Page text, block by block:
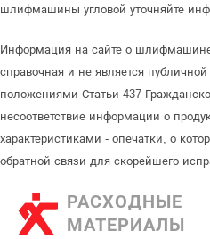
шлифмашины угловой уточняйте
Информация на сайте о шлифмашине
справочная и не является
положениями Статьи 437
несоответствие информации о
характеристиками - опечатки, о
обратной связи для скорейшего
РАСХОДНЫЕ
МАТЕРИАЛЫ